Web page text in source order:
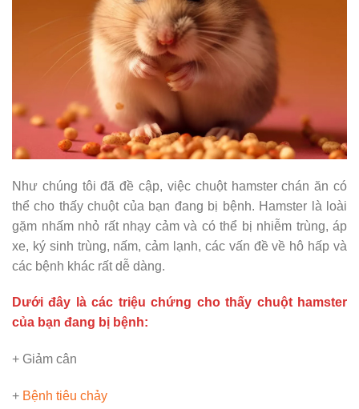
Như chúng tôi đã đề cập, việc chuột hamster chán ăn có
thể cho thấy chuột của bạn đang bị bệnh. Hamster là loài
gặm nhấm nhỏ rất nhạy cảm và có thể bị nhiễm trùng, áp
xe, ký sinh trùng, nấm, cảm lạnh, các vấn đề về hô hấp và
các bệnh khác rất dễ dàng.
Dưới đây là các triệu chứng cho thấy chuột hamster
của bạn đang bị bệnh:
+ Giảm cân
+ Bệnh tiêu chảy